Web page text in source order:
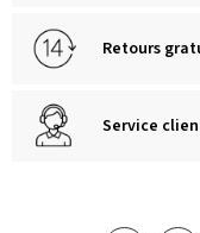
Retours
Service